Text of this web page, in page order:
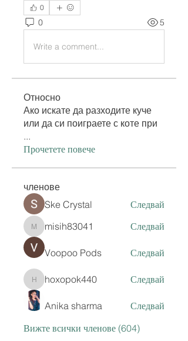
0
0 5
Write a comment...
Относно
Ако искате да разходите куче
или да си поиграете с коте при
...
Прочетете повече
членове
Ske Crystal Следвай
misih83041
misih83041 Следвай
Voopoo Pods Следвай
hoxopok440
hoxopok440 Следвай
Anika sharma
Следвай
Вижте всички членове (604)